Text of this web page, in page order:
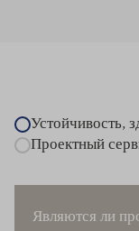
Устойчивость,
Проектный
Являются ли